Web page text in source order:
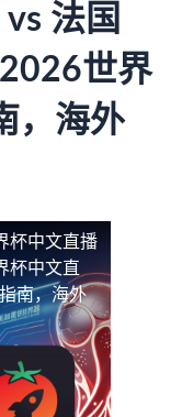
法国
世界
，海外
杯中文直播
杯中文直
南，海外